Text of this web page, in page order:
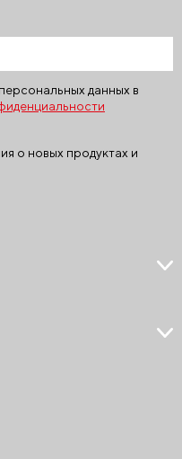
данных в
о новых продуктах и